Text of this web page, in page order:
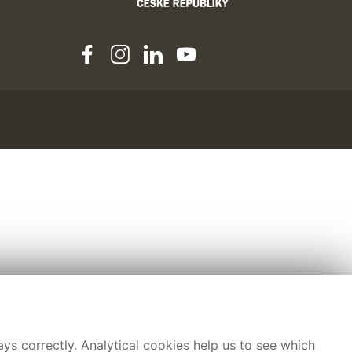
correctly. Analytical cookies help us to see which